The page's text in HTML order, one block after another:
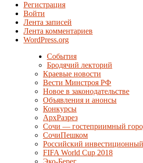
Регистрация
Войти
Лента записей
Лента комментариев
WordPress.org
События
Бродячий лекторий
Краевые новости
Вести Минстроя РФ
Новое в законодательстве
Объявления и анонсы
Конкурсы
АрхРазрез
Сочи — гостеприимный
СочиПешком
Российский
FIFA World Cup 2018
Эко-Берег